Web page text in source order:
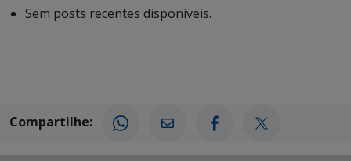
Sem posts recentes disponíveis.
Compartilhe: